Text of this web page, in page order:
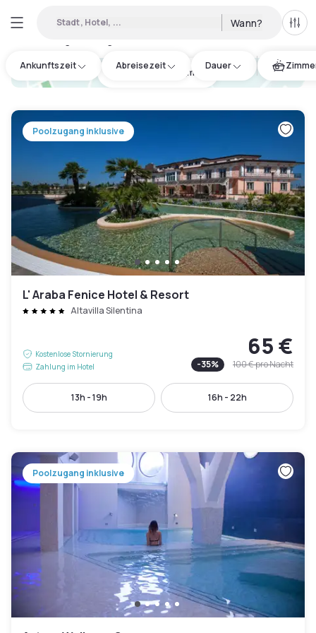
Stadt, Hotel, ... Wann? Alle
Ankunftszeit Abreisezeit Dauer
hotel.cta.view_map
Poolzugang inklusive
L' Araba Fenice Hotel & Resort
Altavilla Silentina
Kostenlose Stornierung
Zahlung im Hotel
65 €
-35% 100 €pro Nacht
13h - 19h 16h - 22h
Poolzugang inklusive